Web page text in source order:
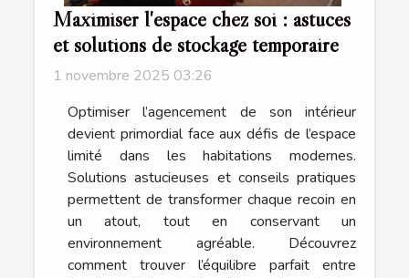
Maximiser l'espace chez soi : astuces
et solutions de stockage temporaire
1 novembre 2025 03:26
Optimiser l’agencement de son intérieur
devient primordial face aux défis de l’espace
limité dans les habitations modernes.
Solutions astucieuses et conseils pratiques
permettent de transformer chaque recoin en
un atout, tout en conservant un
environnement agréable. Découvrez
comment trouver l’équilibre parfait entre